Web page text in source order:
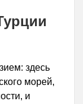
здесь
морей,
и